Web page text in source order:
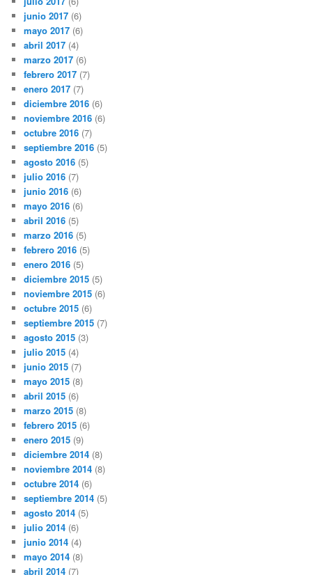
junio 2017 (6)
mayo 2017 (6)
abril 2017 (4)
marzo 2017 (6)
febrero 2017 (7)
enero 2017 (7)
diciembre 2016 (6)
noviembre 2016 (6)
octubre 2016 (7)
septiembre 2016 (5)
agosto 2016 (5)
julio 2016 (7)
junio 2016 (6)
mayo 2016 (6)
abril 2016 (5)
marzo 2016 (5)
febrero 2016 (5)
enero 2016 (5)
diciembre 2015 (5)
noviembre 2015 (6)
octubre 2015 (6)
septiembre 2015 (7)
agosto 2015 (3)
julio 2015 (4)
junio 2015 (7)
mayo 2015 (8)
abril 2015 (6)
marzo 2015 (8)
febrero 2015 (6)
enero 2015 (9)
diciembre 2014 (8)
noviembre 2014 (8)
octubre 2014 (6)
septiembre 2014 (5)
agosto 2014 (5)
julio 2014 (6)
junio 2014 (4)
mayo 2014 (8)
abril 2014 (7)